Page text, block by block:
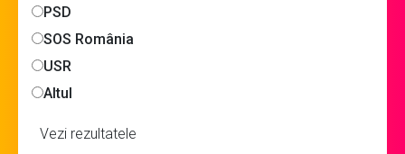
PSD
SOS România
USR
Altul
Vezi rezultatele